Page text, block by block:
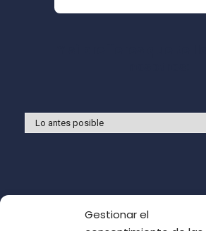
Gestionar el